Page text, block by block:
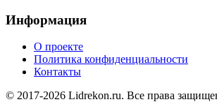
Информация
О проекте
Политика конфиденциальности
Контакты
© 2017-2026 Lidrekon.ru. Все права